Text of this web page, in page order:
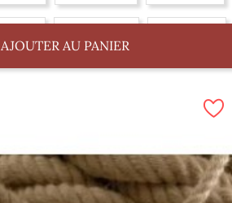
Par 100 m, 12 mm Par 100 m, 3 mm
Par 100 m, 6 mm
AJOUTER AU PANIER